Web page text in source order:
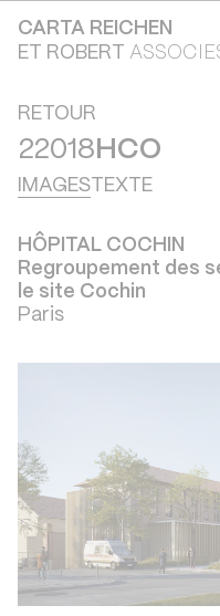
CARTA REICHEN
ET ROBERT
RETOUR
22018 HCO
IMAGES TEXTE
HÔPITAL COCHIN
Regroupement des
le site Cochin
Paris